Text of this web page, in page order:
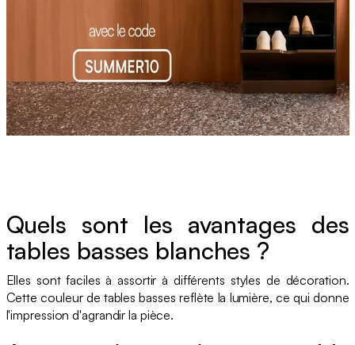
Quels sont les avantages des
tables basses blanches ?
Elles sont faciles à assortir à différents styles de décoration.
Cette couleur de tables basses reflète la lumière, ce qui donne
l'impression d'agrandir la pièce.